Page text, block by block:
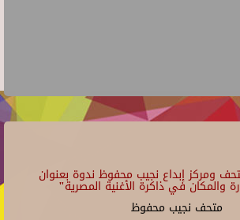
ومركز إبداع نجيب محفوظ ندوة بعنوان
والمكان في ذاكرة الأغنية المصرية"
متحف نجيب محفوظ